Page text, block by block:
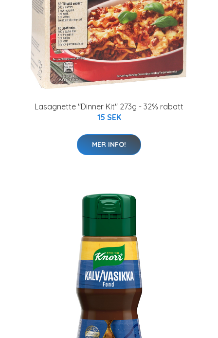
Lasagnette "Dinner Kit" 273g - 32% rabatt
15 SEK
MER INFO!